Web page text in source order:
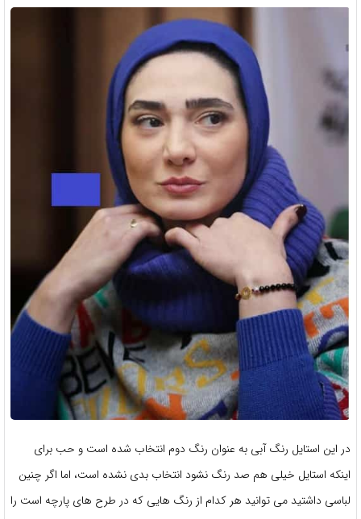
در این استایل رنگ آبی به عنوان رنگ دوم انتخاب شده است و حب برای
اینکه استایل خیلی هم صد رنگ نشود انتخاب بدی نشده است، اما اگر چنین
لباسی داشتید می توانید هر کدام از رنگ هایی که در طرح های پارچه است را